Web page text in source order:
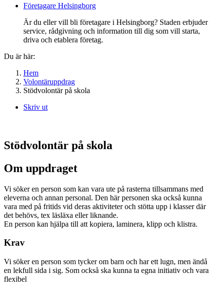
Företagare Helsingborg
Är du eller vill bli företagare i Helsingborg? Staden erbjuder
service, rådgivning och information till dig som vill starta,
driva och etablera företag.
Du är här:
Hem
Volontäruppdrag
Stödvolontär på skola
Skriv ut
Stödvolontär på skola
Om uppdraget
Vi söker en person som kan vara ute på rasterna tillsammans med
eleverna och annan personal. Den här personen ska också kunna
vara med på fritids vid deras aktiviteter och stötta upp i klasser där
det behövs, tex läsläxa eller liknande.
En person kan hjälpa till att kopiera, laminera, klipp och klistra.
Krav
Vi söker en person som tycker om barn och har ett lugn, men ändå
en lekfull sida i sig. Som också ska kunna ta egna initiativ och vara
flexibel